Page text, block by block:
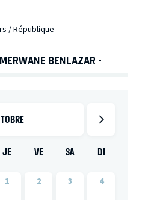
/ République
BENLAZAR -
JE VE SA DI
1 2 3 4